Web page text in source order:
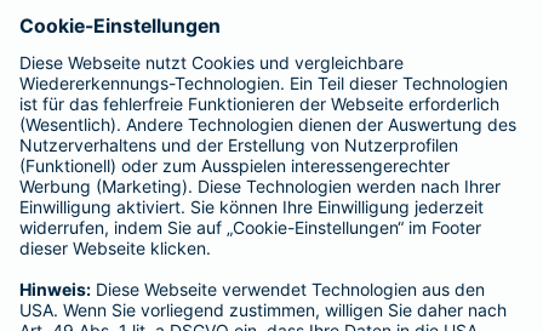
Barmenia ist Teil der BarmeniaGothaer
BELIEBTE SEITEN
Kranken-Zusatzversicherung
Tierversicherungen
Haftpflichtversicherung
Hausratversicherung
Adresse ändern